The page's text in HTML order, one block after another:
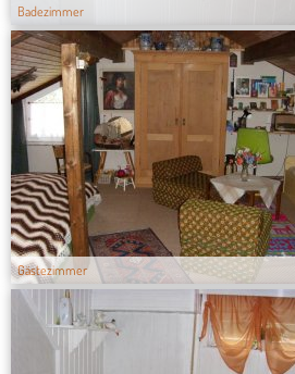
Badezimmer
Gästezimmer